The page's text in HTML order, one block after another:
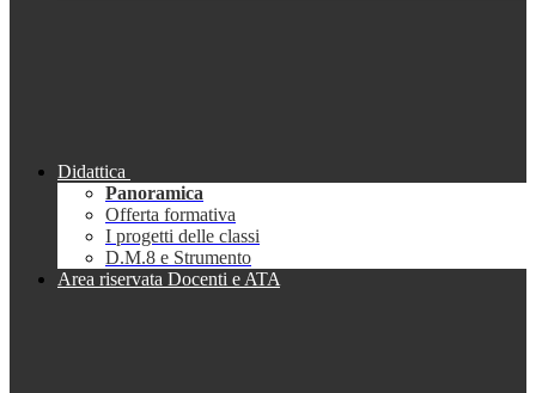
Didattica
Panoramica
Offerta formativa
I progetti delle classi
D.M.8 e Strumento
Area riservata Docenti e ATA